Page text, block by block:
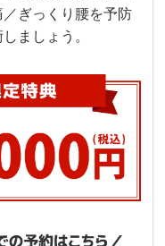
ぎっくり腰を予防
ましょう。